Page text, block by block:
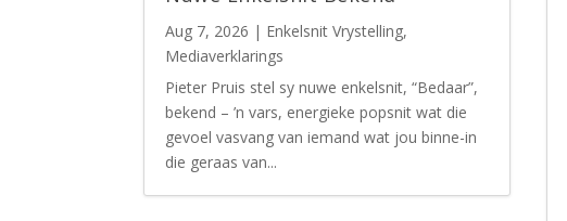
Aug 7, 2026 | Enkelsnit Vrystelling,
Mediaverklarings
Pieter Pruis stel sy nuwe enkelsnit, “Bedaar”,
bekend – ’n vars, energieke popsnit wat die
gevoel vasvang van iemand wat jou binne-in
die geraas van...